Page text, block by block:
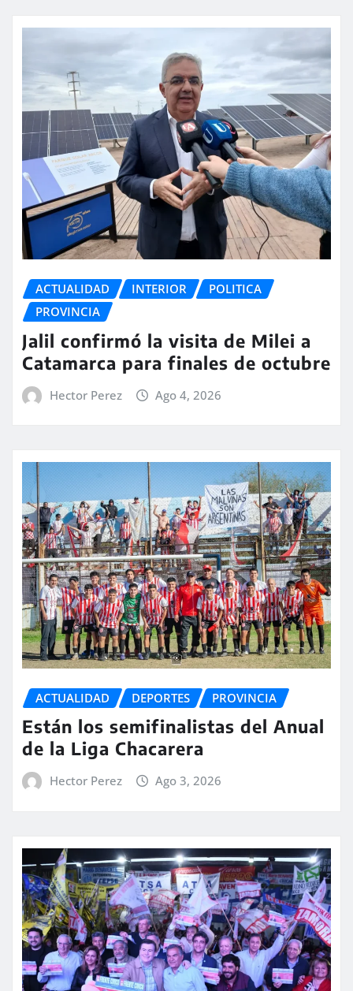
ACTUALIDAD INTERIOR
POLITICA
PROVINCIA
Jalil confirmó la visita de Milei a
Catamarca para finales de octubre
Hector Perez Ago 4, 2026
ACTUALIDAD DEPORTES PROVINCIA
Están los semifinalistas del Anual
de la Liga Chacarera
Hector Perez Ago 3, 2026